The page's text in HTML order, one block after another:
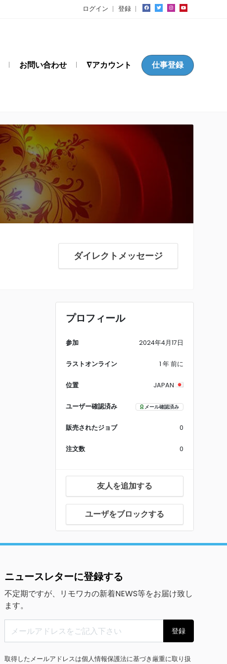
ログイン 登録
お問い合わせ ∇アカウント 仕事登録
ダイレクトメッセージ
プロフィール
参加 2024年4月17日
ラストオンライン 1 年 前に
位置 JAPAN
ユーザー確認済み メール確認済み
販売されたジョブ 0
注文数 0
友人を追加する
ユーザをブロックする
ニュースレターに登録する
不定期ですが、リモワカの新着NEWS等をお届け致し
ます。
登録
取得したメールアドレスは個人情報保護法に基づき厳重に取り扱